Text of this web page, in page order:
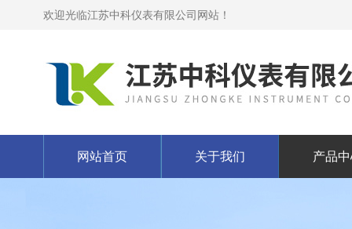
欢迎光临江苏中科仪表有限公司网站！
网站首页 关于我们 产品